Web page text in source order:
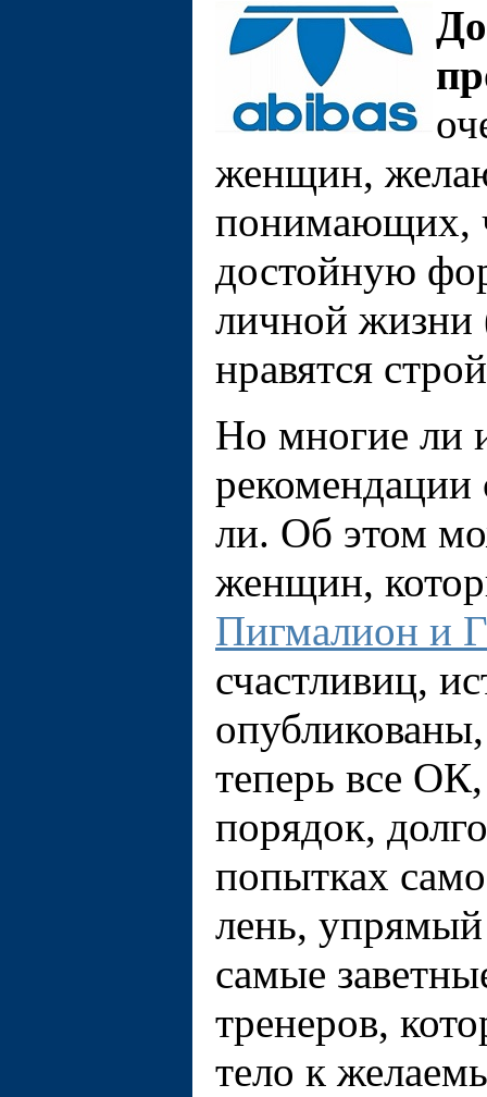
женщин,
понимающих,
достойную
личной
нравятся
Но многие ли
рекомендации
ли. Об этом
женщин,
Пигмалион и
счастливиц,
теперь всe
порядок,
попытках
лень, упрямый
самые
тренеров,
тело к